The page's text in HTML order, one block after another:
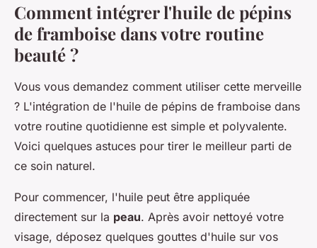
Comment intégrer l'huile de pépins
de framboise dans votre routine
beauté ?
Vous vous demandez comment utiliser cette merveille
? L'intégration de l'huile de pépins de framboise dans
votre routine quotidienne est simple et polyvalente.
Voici quelques astuces pour tirer le meilleur parti de
ce soin naturel.
Pour commencer, l'huile peut être appliquée
directement sur la peau. Après avoir nettoyé votre
visage, déposez quelques gouttes d'huile sur vos